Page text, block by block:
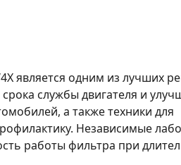
является одним из лучших
службы двигателя и
а также техники для
Независимые
работы фильтра при